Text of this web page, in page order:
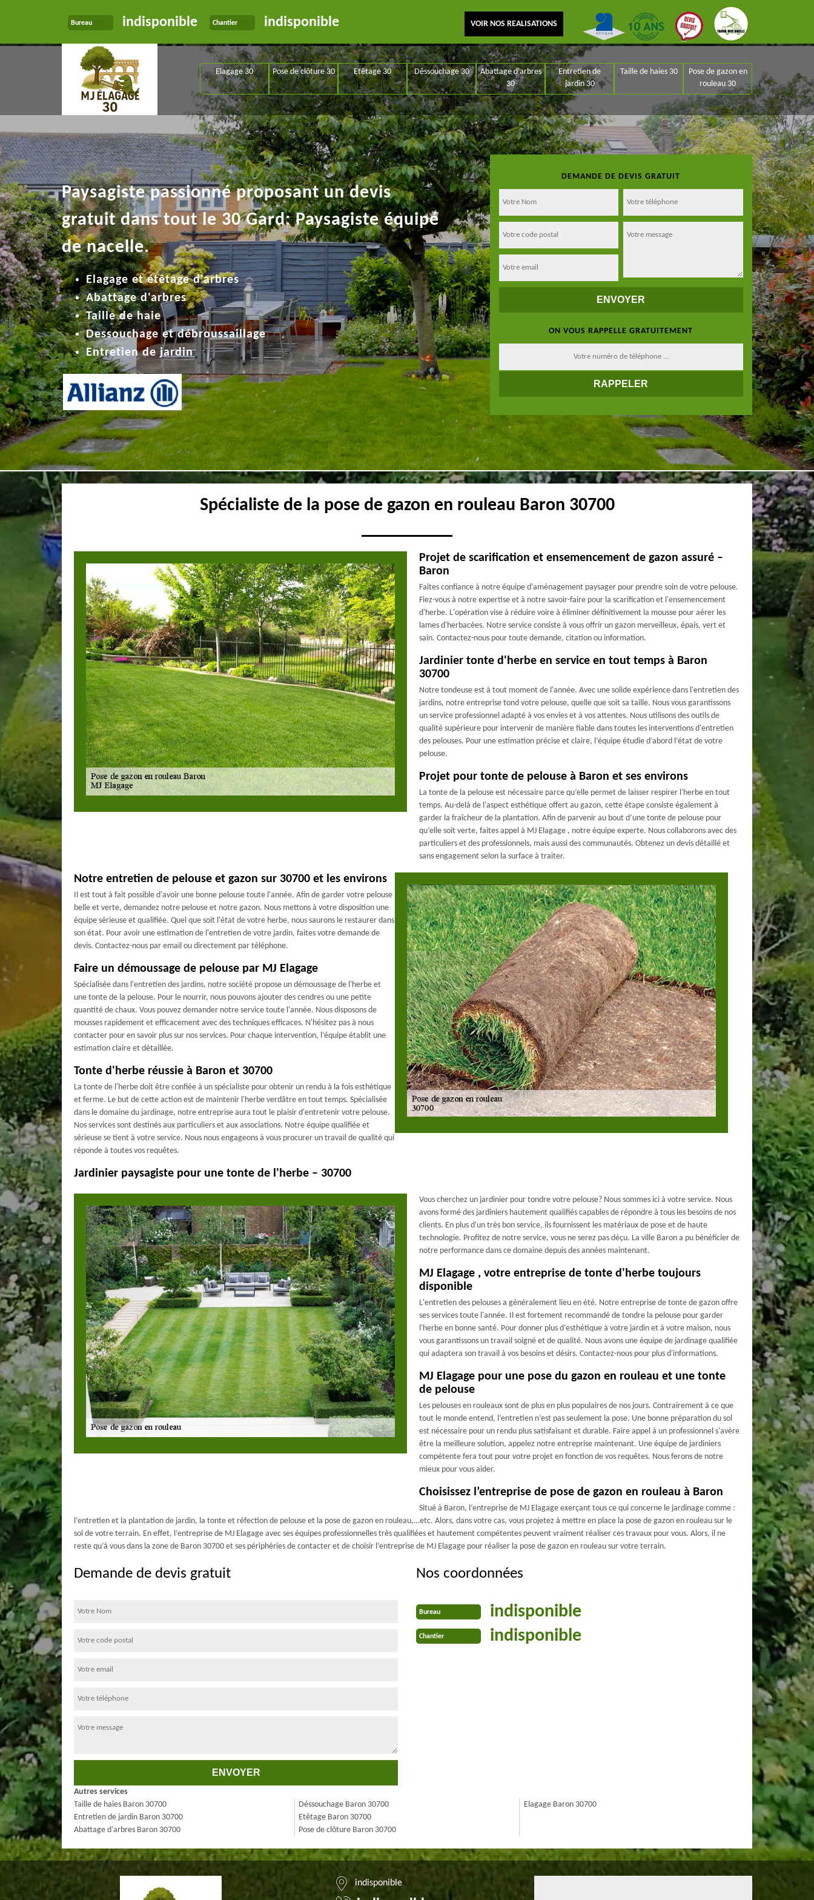
Bureau indisponible Chantier indisponible VOIR NOS REALISATIONS
Elagage 30 Pose de clôture 30 Etêtage 30 Déssouchage 30
Abattage d'arbres
30
Entretien de
jardin 30
Taille de haies 30
Pose de gazon en
rouleau 30
DEMANDE DE DEVIS GRATUIT
ON VOUS RAPPELLE GRATUITEMENT
Paysagiste passionné proposant un devis
gratuit dans tout le 30 Gard: Paysagiste équipé
de nacelle.
Elagage et étêtage d'arbres
Abattage d'arbres
Taille de haie
Dessouchage et débroussaillage
Entretien de jardin
Spécialiste de la pose de gazon en rouleau Baron 30700
Projet de scarification et ensemencement de gazon assuré –
Baron
Faites confiance à notre équipe d'aménagement paysager pour prendre soin de votre pelouse.
Fiez-vous à notre expertise et à notre savoir-faire pour la scarification et l'ensemencement
d'herbe. L'opération vise à réduire voire à éliminer définitivement la mousse pour aérer les
lames d'herbacées. Notre service consiste à vous offrir un gazon merveilleux, épais, vert et
sain. Contactez-nous pour toute demande, citation ou information.
Jardinier tonte d'herbe en service en tout temps à Baron
30700
Notre tondeuse est à tout moment de l'année. Avec une solide expérience dans l'entretien des
jardins, notre entreprise tond votre pelouse, quelle que soit sa taille. Nous vous garantissons
un service professionnel adapté à vos envies et à vos attentes. Nous utilisons des outils de
qualité supérieure pour intervenir de manière fiable dans toutes les interventions d'entretien
des pelouses. Pour une estimation précise et claire, l’équipe étudie d’abord l’état de votre
pelouse.
Projet pour tonte de pelouse à Baron et ses environs
La tonte de la pelouse est nécessaire parce qu’elle permet de laisser respirer l'herbe en tout
temps. Au-delà de l'aspect esthétique offert au gazon, cette étape consiste également à
garder la fraîcheur de la plantation. Afin de parvenir au bout d’une tonte de pelouse pour
qu’elle soit verte, faites appel à MJ Elagage , notre équipe experte. Nous collaborons avec des
particuliers et des professionnels, mais aussi des communautés. Obtenez un devis détaillé et
sans engagement selon la surface à traiter.
Notre entretien de pelouse et gazon sur 30700 et les environs
Il est tout à fait possible d'avoir une bonne pelouse toute l'année. Afin de garder votre pelouse
belle et verte, demandez notre pelouse et notre gazon. Nous mettons à votre disposition une
équipe sérieuse et qualifiée. Quel que soit l'état de votre herbe, nous saurons le restaurer dans
son état. Pour avoir une estimation de l'entretien de votre jardin, faites votre demande de
devis. Contactez-nous par email ou directement par téléphone.
Faire un démoussage de pelouse par MJ Elagage
Spécialisée dans l'entretien des jardins, notre société propose un démoussage de l'herbe et
une tonte de la pelouse. Pour le nourrir, nous pouvons ajouter des cendres ou une petite
quantité de chaux. Vous pouvez demander notre service toute l'année. Nous disposons de
mousses rapidement et efficacement avec des techniques efficaces. N'hésitez pas à nous
contacter pour en savoir plus sur nos services. Pour chaque intervention, l’équipe établit une
estimation claire et détaillée.
Tonte d'herbe réussie à Baron et 30700
La tonte de l'herbe doit être confiée à un spécialiste pour obtenir un rendu à la fois esthétique
et ferme. Le but de cette action est de maintenir l'herbe verdâtre en tout temps. Spécialisée
dans le domaine du jardinage, notre entreprise aura tout le plaisir d'entretenir votre pelouse.
Nos services sont destinés aux particuliers et aux associations. Notre équipe qualifiée et
sérieuse se tient à votre service. Nous nous engageons à vous procurer un travail de qualité qui
réponde à toutes vos requêtes.
Jardinier paysagiste pour une tonte de l'herbe – 30700
Vous cherchez un jardinier pour tondre votre pelouse? Nous sommes ici à votre service. Nous
avons formé des jardiniers hautement qualifiés capables de répondre à tous les besoins de nos
clients. En plus d'un très bon service, ils fournissent les matériaux de pose et de haute
technologie. Profitez de notre service, vous ne serez pas déçu. La ville Baron a pu bénéficier de
notre performance dans ce domaine depuis des années maintenant.
MJ Elagage , votre entreprise de tonte d'herbe toujours
disponible
L'entretien des pelouses a généralement lieu en été. Notre entreprise de tonte de gazon offre
ses services toute l'année. Il est fortement recommandé de tondre la pelouse pour garder
l'herbe en bonne santé. Pour donner plus d’esthétique à votre jardin et à votre maison, nous
vous garantissons un travail soigné et de qualité. Nous avons une équipe de jardinage qualifiée
qui adaptera son travail à vos besoins et désirs. Contactez-nous pour plus d'informations.
MJ Elagage pour une pose du gazon en rouleau et une tonte
de pelouse
Les pelouses en rouleaux sont de plus en plus populaires de nos jours. Contrairement à ce que
tout le monde entend, l’entretien n’est pas seulement la pose. Une bonne préparation du sol
est nécessaire pour un rendu plus satisfaisant et durable. Faire appel à un professionnel s'avère
être la meilleure solution, appelez notre entreprise maintenant. Une équipe de jardiniers
compétente fera tout pour votre projet en fonction de vos requêtes. Nous ferons de notre
mieux pour vous aider.
Choisissez l’entreprise de pose de gazon en rouleau à Baron
Situé à Baron, l’entreprise de MJ Elagage exerçant tous ce qui concerne le jardinage comme :
l’entretien et la plantation de jardin, la tonte et réfection de pelouse et la pose de gazon en rouleau,…etc. Alors, dans votre cas, vous projetez à mettre en place la pose de gazon en rouleau sur le
sol de votre terrain. En effet, l’entreprise de MJ Elagage avec ses équipes professionnelles très qualifiées et hautement compétentes peuvent vraiment réaliser ces travaux pour vous. Alors, il ne
reste qu’à vous dans la zone de Baron 30700 et ses périphéries de contacter et de choisir l’entreprise de MJ Elagage pour réaliser la pose de gazon en rouleau sur votre terrain.
Demande de devis gratuit Nos coordonnées
Bureau indisponible
Chantier indisponible
Autres services
Taille de haies Baron 30700
Entretien de jardin Baron 30700
Abattage d'arbres Baron 30700
Déssouchage Baron 30700
Etêtage Baron 30700
Pose de clôture Baron 30700
Elagage Baron 30700
indisponible